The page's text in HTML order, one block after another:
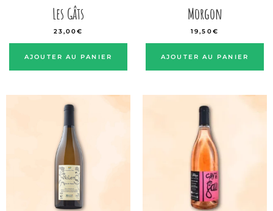
Les Gâts
23,00€
AJOUTER AU PANIER
Morgon
19,50€
AJOUTER AU PANIER